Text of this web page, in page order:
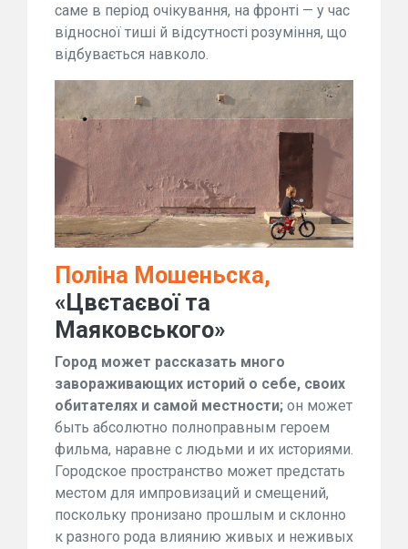
саме в період очікування, на фронті — у час
відносної тиші й відсутності розуміння, що
відбувається навколо.
Поліна Мошеньска,
«Цвєтаєвої та
Маяковського»
Город может рассказать много
завораживающих историй о себе, своих
обитателях и самой местности; он может
быть абсолютно полноправным героем
фильма, наравне с людьми и их историями.
Городское пространство может предстать
местом для импровизаций и смещений,
поскольку пронизано прошлым и склонно
к разного рода влиянию живых и неживых